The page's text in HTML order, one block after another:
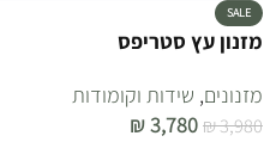
SALE
מזנון עץ סטריפס
מזנונים, שידות וקומודות
₪3,980
₪3,780